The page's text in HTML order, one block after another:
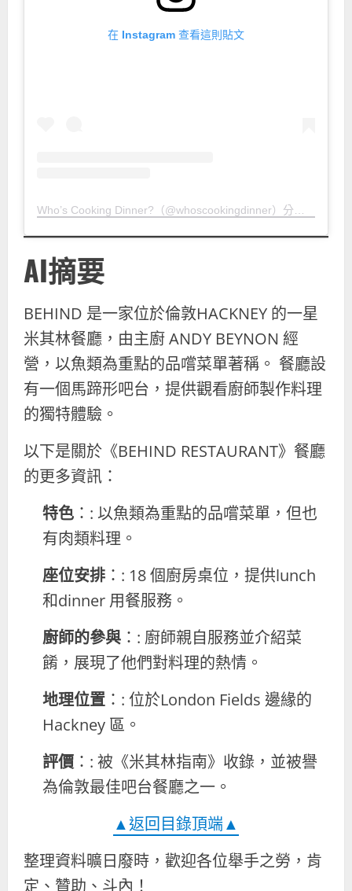
在 Instagram 查看這則貼文
AI摘要
BEHIND 是一家位於倫敦HACKNEY 的一星
米其林餐廳，由主廚 ANDY BEYNON 經
營，以魚類為重點的品嚐菜單著稱。 餐廳設
有一個馬蹄形吧台，提供觀看廚師製作料理
的獨特體驗。
以下是關於《BEHIND RESTAURANT》餐廳
的更多資訊：
特色 ：: 以魚類為重點的品嚐菜單，但也
有肉類料理。
座位安排 ：: 18 個廚房桌位，提供lunch
和dinner 用餐服務。
廚師的參與 ：: 廚師親自服務並介紹菜
餚，展現了他們對料理的熱情。
地理位置 ：: 位於London Fields 邊緣的
Hackney 區。
評價 ：: 被《米其林指南》收錄，並被譽
為倫敦最佳吧台餐廳之一。
▲返回目錄頂端▲
整理資料曠日廢時，歡迎各位舉手之勞，肯
定、贊助、斗內！